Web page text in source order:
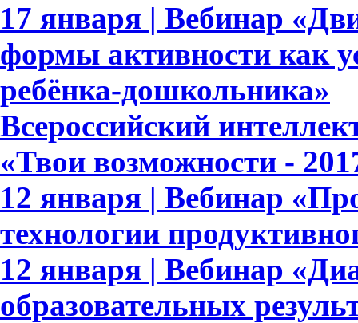
17 января | Вебинар
формы активности как
ребёнка-дошкольника»
Всероссийский
«Твои возможности -
12 января | Вебинар
технологии
12 января | Вебинар
образовательных